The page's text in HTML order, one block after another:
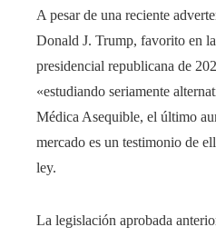
A pesar de una reciente
Donald J. Trump, favorito en
presidencial republicana de
«estudiando seriamente
Médica Asequible, el último
mercado es un testimonio de
ley.
La legislación aprobada